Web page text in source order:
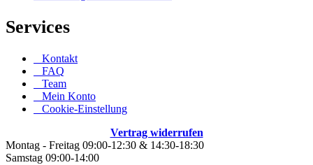
Services
Kontakt
FAQ
Team
Mein Konto
Cookie-Einstellung
Vertrag widerrufen
Montag - Freitag 09:00-12:30 & 14:30-18:30
Samstag 09:00-14:00